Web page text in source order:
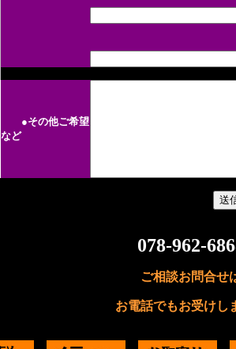
●その他ご希望
など
078-962-
ご相談お問合せ
お電話でもお受けし